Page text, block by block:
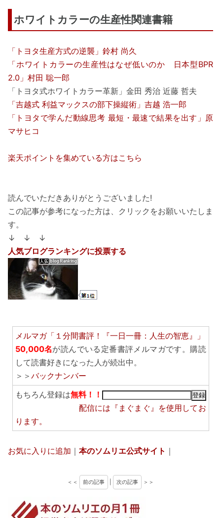
ホワイトカラーの生産性関連書籍
「トヨタ生産方式の逆襲」鈴村 尚久
「ホワイトカラーの生産性はなぜ低いのか 日本型BPR
2.0」村田 聡一郎
「トヨタ式ホワイトカラー革新」金田 秀治 近藤 哲夫
「吉越式 利益マックスの部下操縦術」吉越 浩一郎
「トヨタで学んだ動線思考 最短・最速で結果を出す」原
マサヒコ
楽天ポイントを集めている方はこちら
読んでいただきありがとうございました!
この記事が参考になった方は、クリックをお願いいたしま
す。
↓ ↓ ↓
人気ブログランキングに投票する
メルマガ「１分間書評！『一日一冊：人生の智恵』」
50,000名が読んでいる定番書評メルマガです。購読
して読書好きになった人が続出中。
＞＞ バックナンバー
もちろん登録は無料！！
配信には 『まぐまぐ』 を使用してお
ります。
お気に入りに追加 ｜ 本のソムリエ公式サイト ｜
＜＜ 前の記事 次の記事 ＞＞